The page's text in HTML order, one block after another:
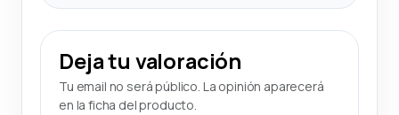
Deja tu valoración
Tu email no será público. La opinión aparecerá
en la ficha del producto.